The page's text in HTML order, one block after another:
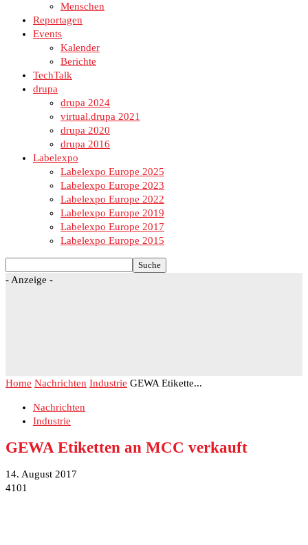
Menschen
Reportagen
Events
Kalender
Berichte
TechTalk
drupa
drupa 2024
virtual.drupa 2021
drupa 2020
drupa 2016
Labelexpo
Labelexpo Europe 2025
Labelexpo Europe 2023
Labelexpo Europe 2022
Labelexpo Europe 2019
Labelexpo Europe 2017
Labelexpo Europe 2015
- Anzeige -
Home Nachrichten Industrie GEWA Etikette...
Nachrichten
Industrie
GEWA Etiketten an MCC verkauft
14. August 2017
4101